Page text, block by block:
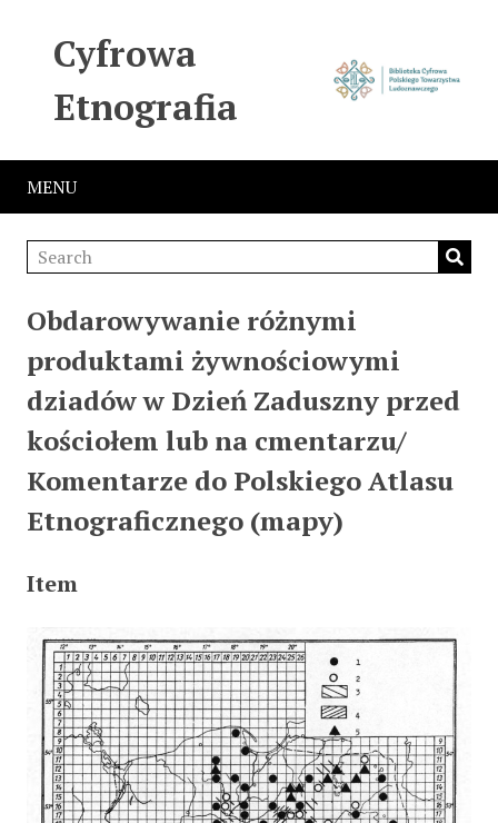
Cyfrowa
Etnografia
MENU
Obdarowywanie różnymi
produktami żywnościowymi
dziadów w Dzień Zaduszny przed
kościołem lub na cmentarzu/
Komentarze do Polskiego Atlasu
Etnograficznego (mapy)
Item